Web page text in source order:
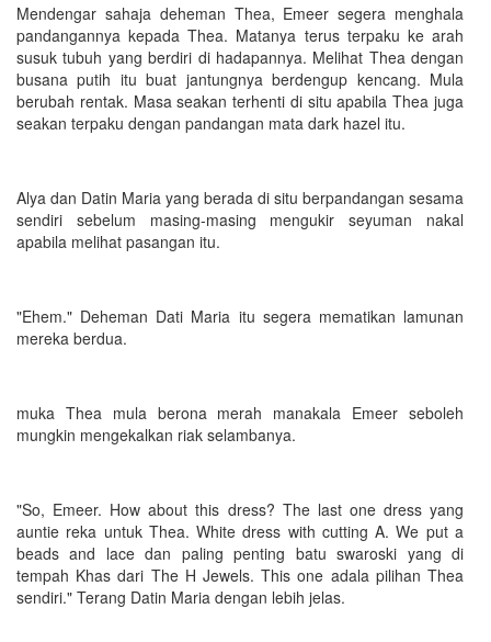
Mendengar sahaja deheman Thea, Emeer segera menghala
pandangannya kepada Thea. Matanya terus terpaku ke arah
susuk tubuh yang berdiri di hadapannya. Melihat Thea dengan
busana putih itu buat jantungnya berdengup kencang. Mula
berubah rentak. Masa seakan terhenti di situ apabila Thea juga
seakan terpaku dengan pandangan mata dark hazel itu.
Alya dan Datin Maria yang berada di situ berpandangan sesama
sendiri sebelum masing-masing mengukir seyuman nakal
apabila melihat pasangan itu.
"Ehem." Deheman Dati Maria itu segera mematikan lamunan
mereka berdua.
muka Thea mula berona merah manakala Emeer seboleh
mungkin mengekalkan riak selambanya.
"So, Emeer. How about this dress? The last one dress yang
auntie reka untuk Thea. White dress with cutting A. We put a
beads and lace dan paling penting batu swaroski yang di
tempah Khas dari The H Jewels. This one adala pilihan Thea
sendiri." Terang Datin Maria dengan lebih jelas.